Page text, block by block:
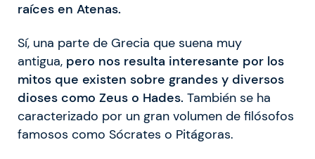
raíces en Atenas.
Sí, una parte de Grecia que suena muy
antigua, pero nos resulta interesante por los
mitos que existen sobre grandes y diversos
dioses como Zeus o Hades. También se ha
caracterizado por un gran volumen de filósofos
famosos como Sócrates o Pitágoras.